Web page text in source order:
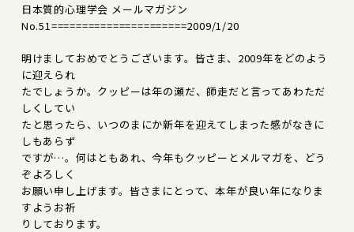
日本質的心理学会 メールマガジン
No.51======================2009/1/20
明けましておめでとうございます。皆さま、2009年をどのよう
に迎えられ
たでしょうか。クッピーは年の瀬だ、師走だと言ってあわただ
しくしてい
たと思ったら、いつのまにか新年を迎えてしまった感がなきに
しもあらず
ですが…。何はともあれ、今年もクッピーとメルマガを、どう
ぞよろしく
お願い申し上げます。皆さまにとって、本年が良い年になりま
すようお祈
りしております。